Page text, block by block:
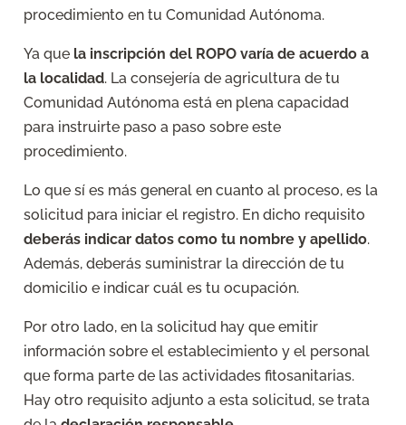
procedimiento en tu Comunidad Autónoma.
Ya que la inscripción del ROPO varía de acuerdo a
la localidad. La consejería de agricultura de tu
Comunidad Autónoma está en plena capacidad
para instruirte paso a paso sobre este
procedimiento.
Lo que sí es más general en cuanto al proceso, es la
solicitud para iniciar el registro. En dicho requisito
deberás indicar datos como tu nombre y apellido.
Además, deberás suministrar la dirección de tu
domicilio e indicar cuál es tu ocupación.
Por otro lado, en la solicitud hay que emitir
información sobre el establecimiento y el personal
que forma parte de las actividades fitosanitarias.
Hay otro requisito adjunto a esta solicitud, se trata